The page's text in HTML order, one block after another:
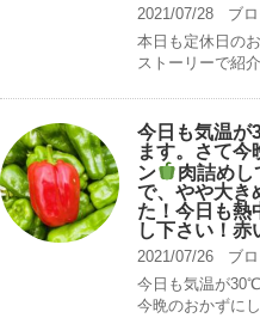
2021/07/28
ブ
本日も定休日の
ストーリーで紹
今日も気温が
ます。さて今
ン
肉詰めし
で、やや大き
た！今日も熱
し下さい！赤
2021/07/26
ブ
今日も気温が
今晩のおかずに